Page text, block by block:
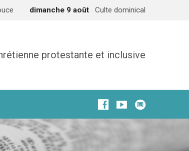
dimanche 9 août Culte dominical
protestante et inclusive